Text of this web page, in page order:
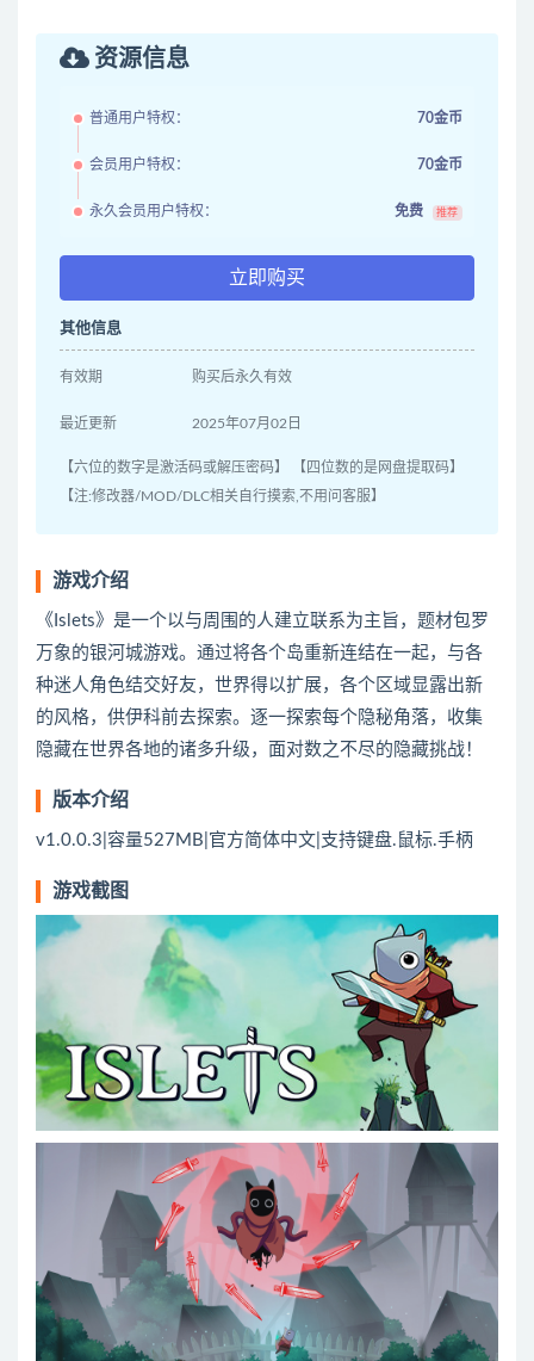
资源信息
普通用户特权： 70金币
会员用户特权： 70金币
永久会员用户特权： 免费 推荐
立即购买
其他信息
有效期 购买后永久有效
最近更新 2025年07月02日
【六位的数字是激活码或解压密码】 【四位数的是网盘提取码】
【注:修改器/MOD/DLC相关自行摸索,不用问客服】
游戏介绍
《Islets》是一个以与周围的人建立联系为主旨，题材包罗
万象的银河城游戏。通过将各个岛重新连结在一起，与各
种迷人角色结交好友，世界得以扩展，各个区域显露出新
的风格，供伊科前去探索。逐一探索每个隐秘角落，收集
隐藏在世界各地的诸多升级，面对数之不尽的隐藏挑战！
版本介绍
v1.0.0.3|容量527MB|官方简体中文|支持键盘.鼠标.手柄
游戏截图